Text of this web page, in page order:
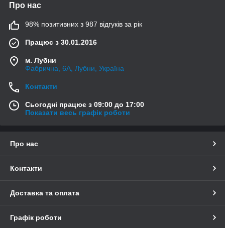
Про нас
98% позитивних з 987 відгуків за рік
Працює з 30.01.2016
м. Лубни
Фабрична, 6А, Лубни, Україна
Контакти
Сьогодні працює з 09:00 до 17:00
Показати весь графік роботи
Про нас
Контакти
Доставка та оплата
Графік роботи